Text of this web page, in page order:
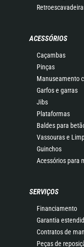
ACESSÓRIOS
Caçambas
Pinças
Manuseamento
Garfos e garras
Jibs
Plataformas
Baldes para
Vassouras e
Guinchos
Acessórios para
SERVIÇOS
Financiamento
Garantia
Contratos de
Peças de